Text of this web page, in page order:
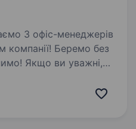
компанії! Беремо без
Якщо ви уважні,